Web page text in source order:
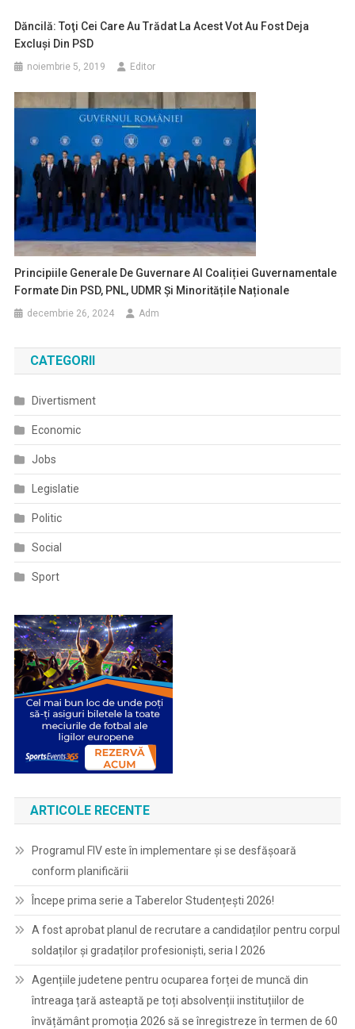
Dăncilă: Toţi Cei Care Au Trădat La Acest Vot Au Fost Deja
Excluşi Din PSD
noiembrie 5, 2019 Editor
Principiile Generale De Guvernare Al Coaliției Guvernamentale
Formate Din PSD, PNL, UDMR Și Minoritățile Naționale
decembrie 26, 2024 Adm
CATEGORII
Divertisment
Economic
Jobs
Legislatie
Politic
Social
Sport
ARTICOLE RECENTE
Programul FIV este în implementare și se desfășoară
conform planificării
Începe prima serie a Taberelor Studențești 2026!
A fost aprobat planul de recrutare a candidaților pentru corpul
soldaților și gradaților profesioniști, seria I 2026
Agențiile judetene pentru ocuparea forței de muncă din
întreaga țară asteaptă pe toți absolvenții instituțiilor de
învățământ promoția 2026 să se înregistreze în termen de 60